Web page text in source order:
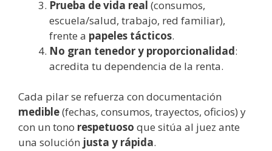
Prueba de vida real (consumos,
escuela/salud, trabajo, red familiar),
frente a papeles tácticos.
No gran tenedor y proporcionalidad:
acredita tu dependencia de la renta.
Cada pilar se refuerza con documentación
medible(fechas, consumos, trayectos, oficios) y
con un tono respetuoso que sitúa al juez ante
una solución justa y rápida.